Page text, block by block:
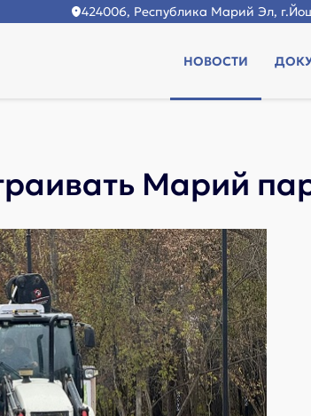
424006, Республика Марий Эл,
НОВОСТИ
Марий